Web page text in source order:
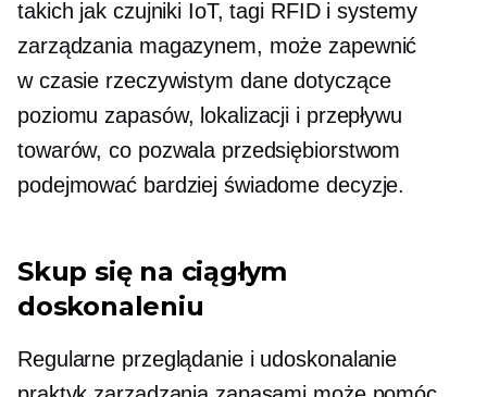
takich jak czujniki IoT, tagi RFID i systemy
zarządzania magazynem, może zapewnić
w czasie rzeczywistym dane dotyczące
poziomu zapasów, lokalizacji i przepływu
towarów, co pozwala przedsiębiorstwom
podejmować bardziej świadome decyzje.
Skup się na ciągłym
doskonaleniu
Regularne przeglądanie i udoskonalanie